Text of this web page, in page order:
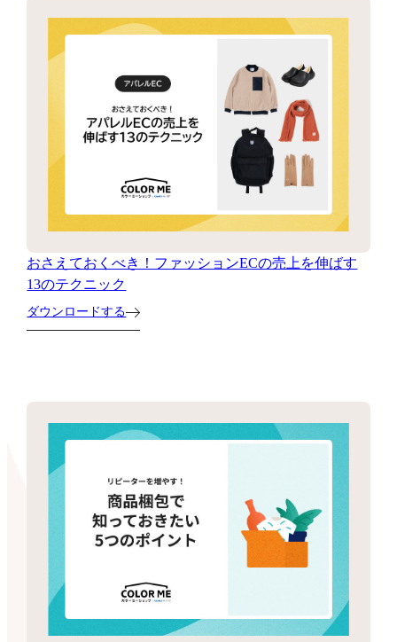
おさえておくべき！ファッションECの売上を伸ばす
13のテクニック
ダウンロードする